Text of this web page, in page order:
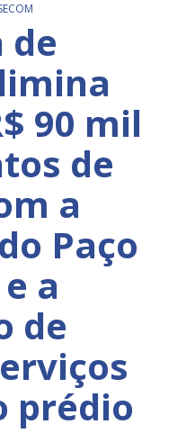
de
90 mil
de
a
Paço
a
de
prédio